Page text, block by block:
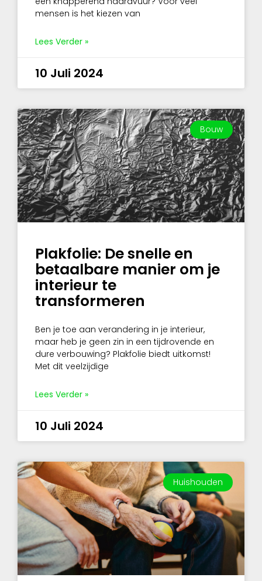
mensen is het kiezen van
Lees Verder »
10 Juli 2024
Bouw
Plakfolie: De snelle en
betaalbare manier om je
interieur te
transformeren
Ben je toe aan verandering in je interieur,
maar heb je geen zin in een tijdrovende en
dure verbouwing? Plakfolie biedt uitkomst!
Met dit veelzijdige
Lees Verder »
10 Juli 2024
Huishouden